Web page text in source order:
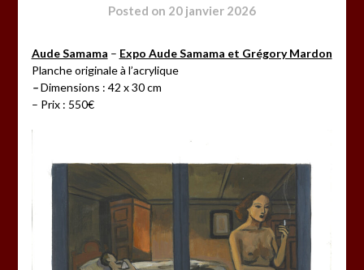
Posted on 20 janvier 2026
Aude Samama – Expo Aude Samama et Grégory Mardon
Planche originale à l’acrylique
–Dimensions : 42 x 30 cm
– Prix : 550€